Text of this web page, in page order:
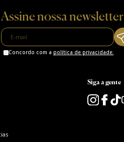
Assine nossa newsletter
Concordo com a política de privacidade.
Siga a gente